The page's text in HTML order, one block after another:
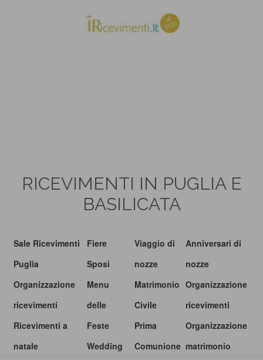
RICEVIMENTI IN PUGLIA E
BASILICATA
Sale Ricevimenti
Puglia
Organizzazione
ricevimenti
Ricevimenti a
natale
Fiere
Sposi
Menu
delle
Feste
Wedding
Viaggio di
nozze
Matrimonio
Civile
Prima
Comunione
Anniversari di
nozze
Organizzazione
ricevimenti
Organizzazione
matrimonio